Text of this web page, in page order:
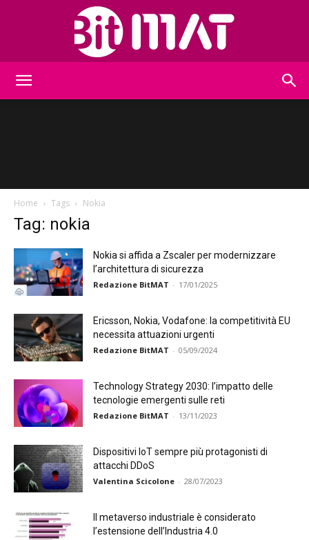
Home Tags Nokia
Tag: nokia
Nokia si affida a Zscaler per modernizzare
l’architettura di sicurezza
Redazione BitMAT - 17/01/2025
Ericsson, Nokia, Vodafone: la competitività EU
necessita attuazioni urgenti
Redazione BitMAT - 05/09/2024
Technology Strategy 2030: l’impatto delle
tecnologie emergenti sulle reti
Redazione BitMAT - 13/11/2023
Dispositivi IoT sempre più protagonisti di
attacchi DDoS
Valentina Scicolone - 28/07/2023
Il metaverso industriale è considerato
l’estensione dell’Industria 4.0